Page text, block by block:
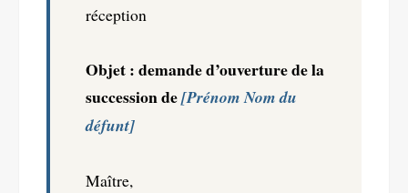
réception
Objet : demande d’ouverture de la
succession de[Prénom Nom du
défunt]
Maître,